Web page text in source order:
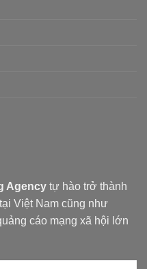
Agency tự hào trở thành
Việt Nam cũng như
cáo mạng xã hội lớn